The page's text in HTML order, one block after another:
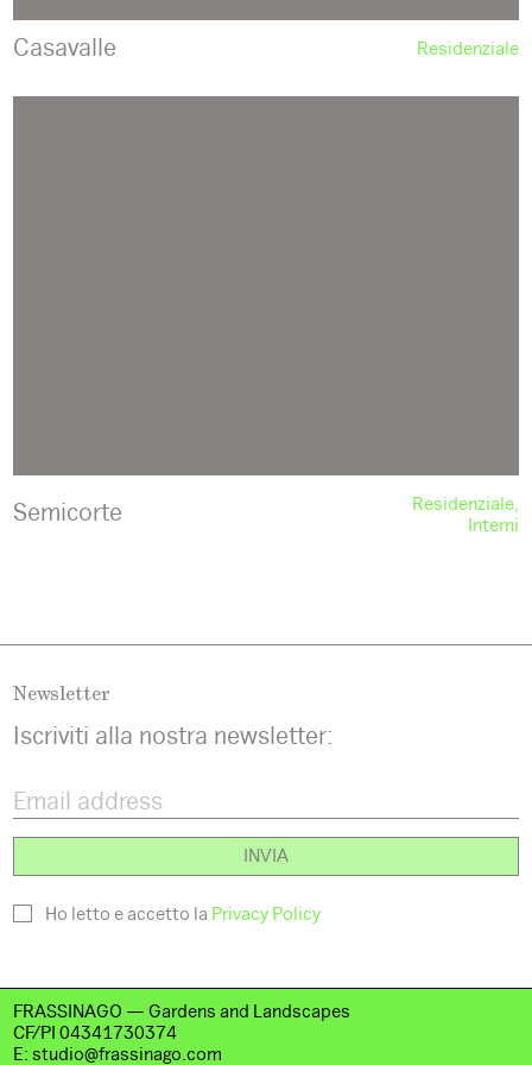
Casavalle Residenziale
Semicorte
Residenziale
Interni
Newsletter
Iscriviti alla nostra newsletter:
Ho letto e accetto la Privacy Policy
FRASSINAGO — Gardens and Landscapes
CF/PI 04341730374
E:studio@frassinago.com